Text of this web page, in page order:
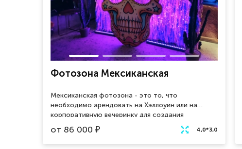
Фотозона Мексиканская
Мексиканская фотозона - это то, что
необходимо арендовать на Хэллоуин или на
корпоративную вечеринку для создания
атмосферы праздника. Фотозона состоит
из черепа Калавера - символом Дня мертвых в
Мексике. Яркий и насыщенный череп станет
от 86 000 ₽ 4,0*3,0